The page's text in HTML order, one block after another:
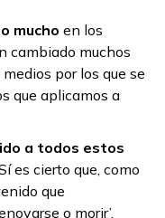
mucho en los
cambiado muchos
por los que se
que aplicamos a
a todos estos
es cierto que, como
que
o morir’.